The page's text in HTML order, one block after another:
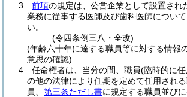
3
前項の規定は、公営企業として設置され
業務に従事する医師及び歯科医師につい
い。
(令四条例三八・全改)
(年齢六十年に達する職員等に対する情報
意思の確認)
4
任命権者は、当分の間、職員(臨時的に
の他の法律により任期を定めて任用され
員、 第三条ただし書に規定する職員並び